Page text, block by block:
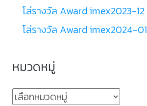
โล่รางวัล Award imex2023-12
โล่รางวัล Award imex2024-01
หมวดหมู่
หมวด